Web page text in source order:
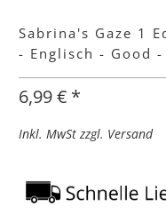
Sabrina's Gaze 1
- Englisch - Good
6,99 € *
Inkl. MwSt zzgl. Versand